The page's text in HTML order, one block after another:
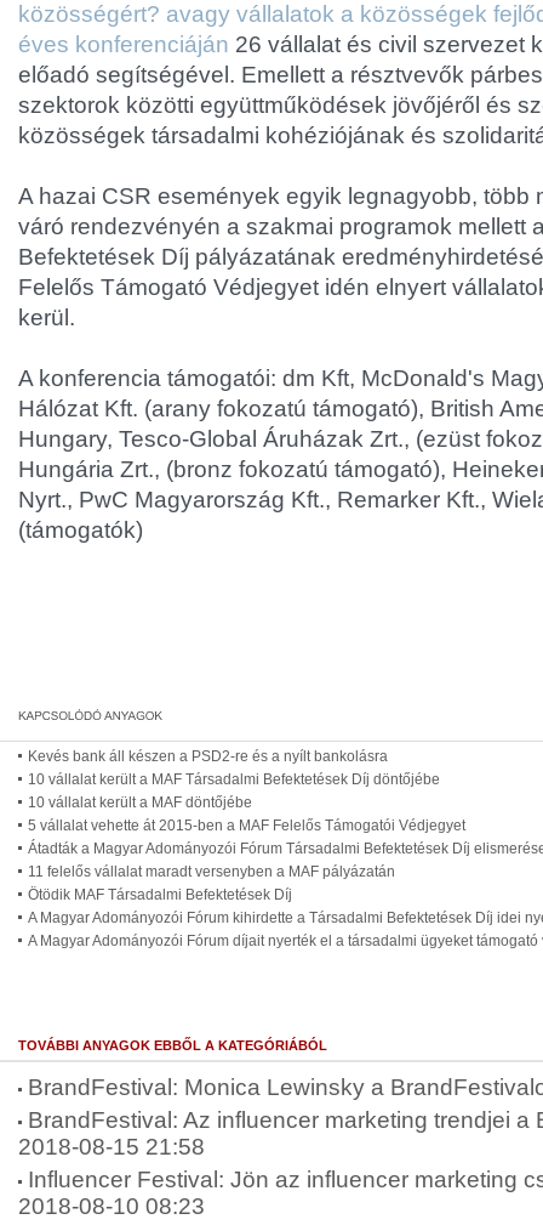
közösségért? avagy vállalatok a közösségek
éves konferenciáján 26 vállalat és civil szervezet
előadó segítségével. Emellett a résztvevők
szektorok közötti együttműködések jövőjéről és
közösségek társadalmi kohéziójának és
A hazai CSR események egyik legnagyobb, több
váró rendezvényén a szakmai programok mellett
Befektetések Díj pályázatának
Felelős Támogató Védjegyet idén elnyert
kerül.
A konferencia támogatói: dm Kft, McDonald's
Hálózat Kft. (arany fokozatú támogató), British
Hungary, Tesco-Global Áruházak Zrt., (ezüst
Hungária Zrt., (bronz fokozatú támogató),
Nyrt., PwC Magyarország Kft., Remarker Kft.,
(támogatók)
Kevés bank áll készen a PSD2-re és a nyílt bankolásra
10 vállalat került a MAF Társadalmi Befektetések Díj döntőjébe
10 vállalat került a MAF döntőjébe
5 vállalat vehette át 2015-ben a MAF Felelős Támogatói Védjegyet
Átadták a Magyar Adományozói Fórum Társadalmi Befektetések Díj
11 felelős vállalat maradt versenyben a MAF pályázatán
Ötödik MAF Társadalmi Befektetések Díj
A Magyar Adományozói Fórum kihirdette a Társadalmi Befektetések Díj idei
A Magyar Adományozói Fórum díjait nyerték el a társadalmi ügyeket
TOVÁBBI ANYAGOK EBBŐL A KATEGÓRIÁBÓL
BrandFestival: Monica Lewinsky a
BrandFestival: Az influencer marketing trendjei a
2018-08-15 21:58
Influencer Festival: Jön az influencer marketing
2018-08-10 08:23